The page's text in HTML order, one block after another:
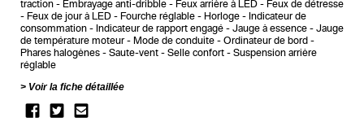
traction
Embrayage anti-dribble Feux arrière à LED
Feux de détresse
Feux de jour à LED
Fourche réglable Horloge
Indicateur de
consommation
Indicateur de rapport engagé Jauge à essence
Jauge
de température moteur
Mode de conduite
Ordinateur de bord
Phares halogènes
Saute-vent Selle confort
Suspension arrière
réglable
Voir la fiche détaillée